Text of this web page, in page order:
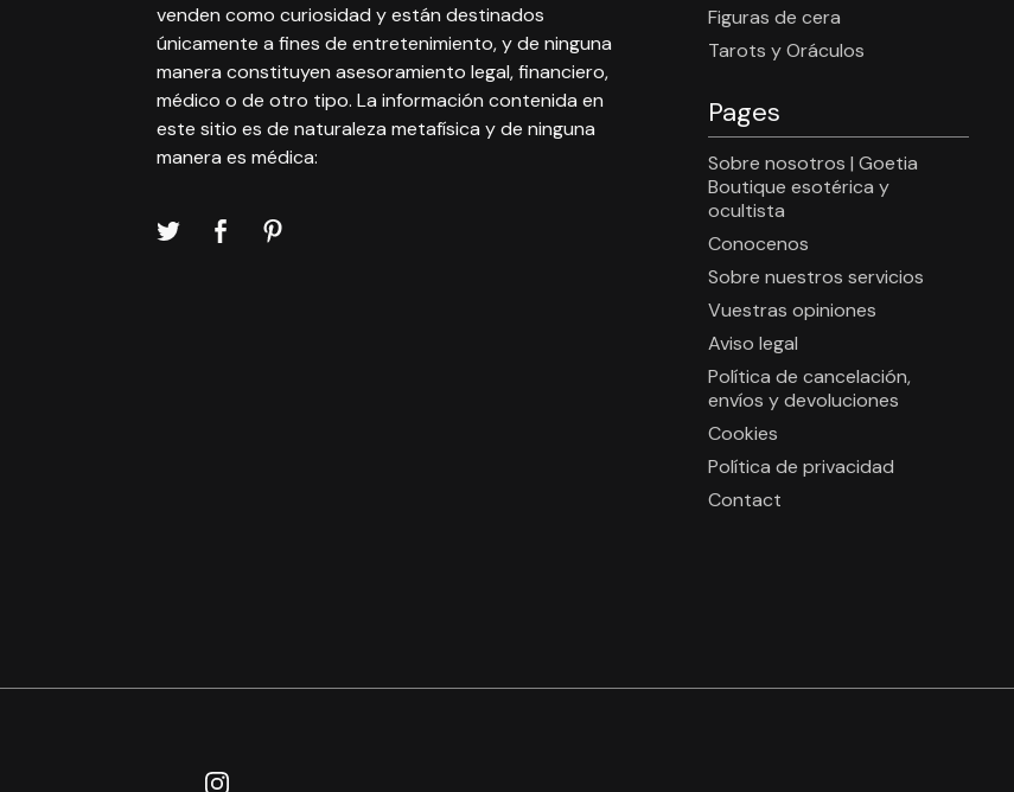
venden como curiosidad y están destinados
únicamente a fines de entretenimiento, y de ninguna
manera constituyen asesoramiento legal, financiero,
médico o de otro tipo. La información contenida en
este sitio es de naturaleza metafísica y de ninguna
manera es médica:
Figuras de cera
Tarots y Oráculos
Pages
Sobre nosotros | Goetia
Boutique esotérica y
ocultista
Conocenos
Sobre nuestros servicios
Vuestras opiniones
Aviso legal
Política de cancelación,
envíos y devoluciones
Cookies
Política de privacidad
Contact